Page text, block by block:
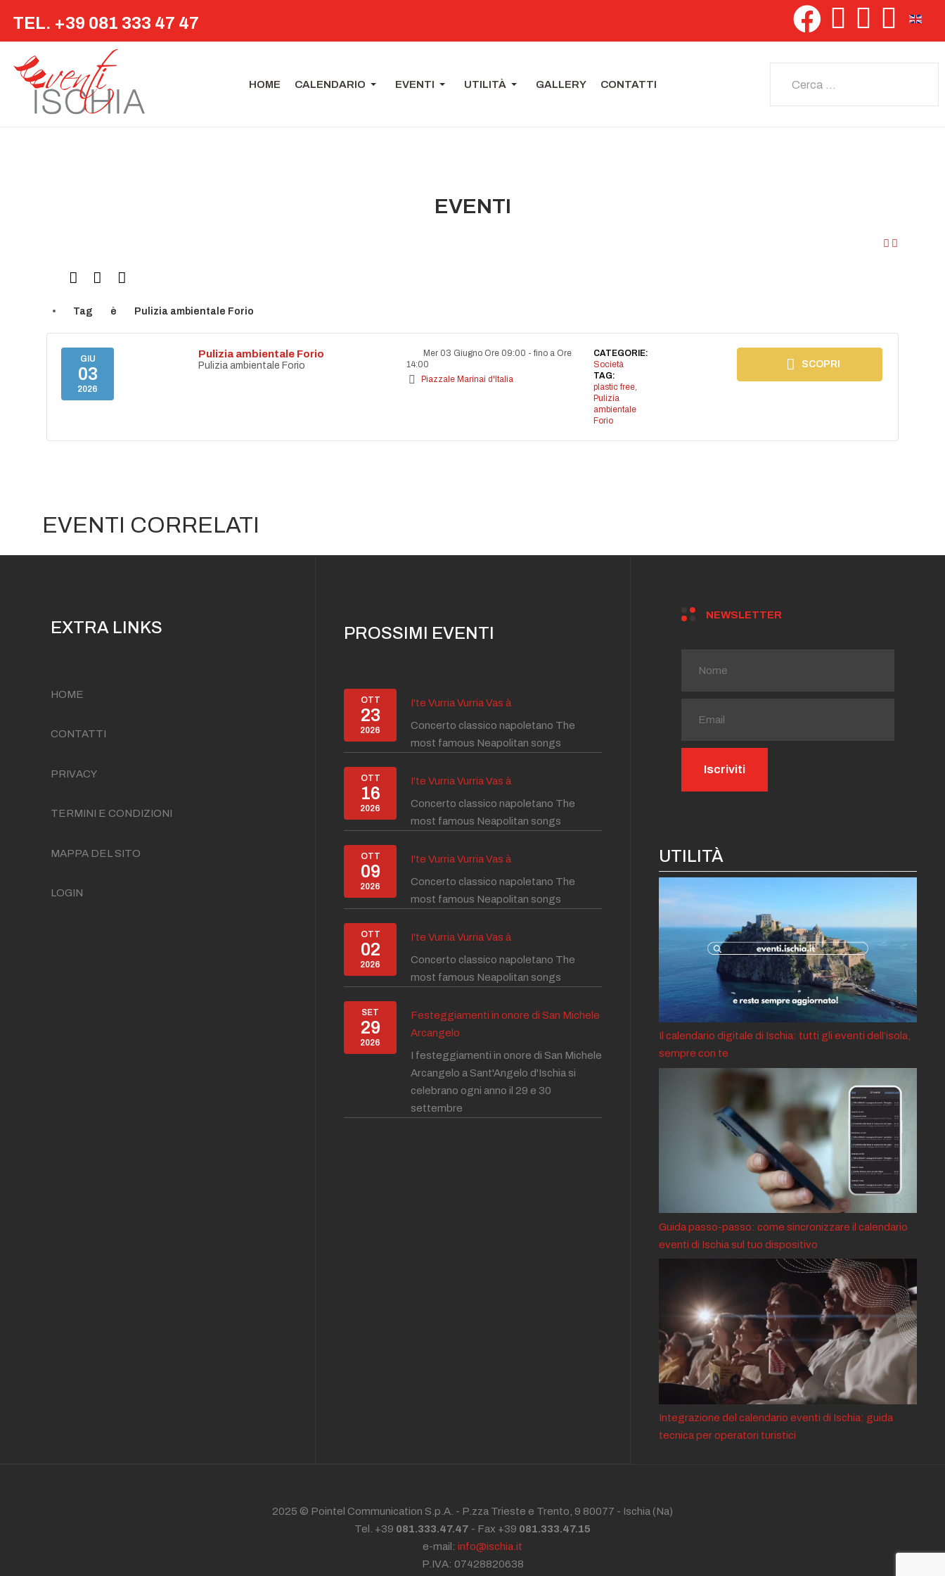
TEL. +39 081 333 47 47
HOME CALENDARIO EVENTI UTILITÀ GALLERY CONTATTI
EVENTI
Tag è Pulizia ambientale Forio
GIU
03
2026
Pulizia ambientale Forio
Pulizia ambientale Forio
Mer 03 Giugno Ore 09:00 - fino a Ore
14:00
Piazzale Marinai d'Italia
CATEGORIE:
Società
TAG:
plastic free,
Pulizia
ambientale
Forio
SCOPRI
EVENTI CORRELATI
EXTRA LINKS
HOME
CONTATTI
PRIVACY
TERMINI E CONDIZIONI
MAPPA DEL SITO
LOGIN
PROSSIMI EVENTI
OTT
23
2026
I'te Vurria Vurria Vas à
Concerto classico napoletano The
most famous Neapolitan songs
OTT
16
2026
I'te Vurria Vurria Vas à
Concerto classico napoletano The
most famous Neapolitan songs
OTT
09
2026
I'te Vurria Vurria Vas à
Concerto classico napoletano The
most famous Neapolitan songs
OTT
02
2026
I'te Vurria Vurria Vas à
Concerto classico napoletano The
most famous Neapolitan songs
SET
29
2026
Festeggiamenti in onore di San Michele
Arcangelo
I festeggiamenti in onore di San Michele
Arcangelo a Sant'Angelo d'Ischia si
celebrano ogni anno il 29 e 30
settembre
NEWSLETTER
UTILITÀ
Il calendario digitale di Ischia: tutti gli eventi dell’isola,
sempre con te
Guida passo-passo: come sincronizzare il calendario
eventi di Ischia sul tuo dispositivo
Integrazione del calendario eventi di Ischia: guida
tecnica per operatori turistici
2025 © Pointel Communication S.p.A. - P.zza Trieste e Trento, 9 80077 - Ischia (Na)
Tel. +39 081.333.47.47 - Fax +39 081.333.47.15
e-mail: info@ischia.it
P.IVA: 07428820638